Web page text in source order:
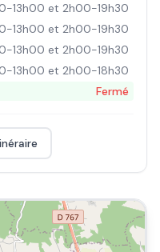
13h00 et 2h00-19h30
13h00 et 2h00-19h30
13h00 et 2h00-19h30
13h00 et 2h00-18h30
Fermé